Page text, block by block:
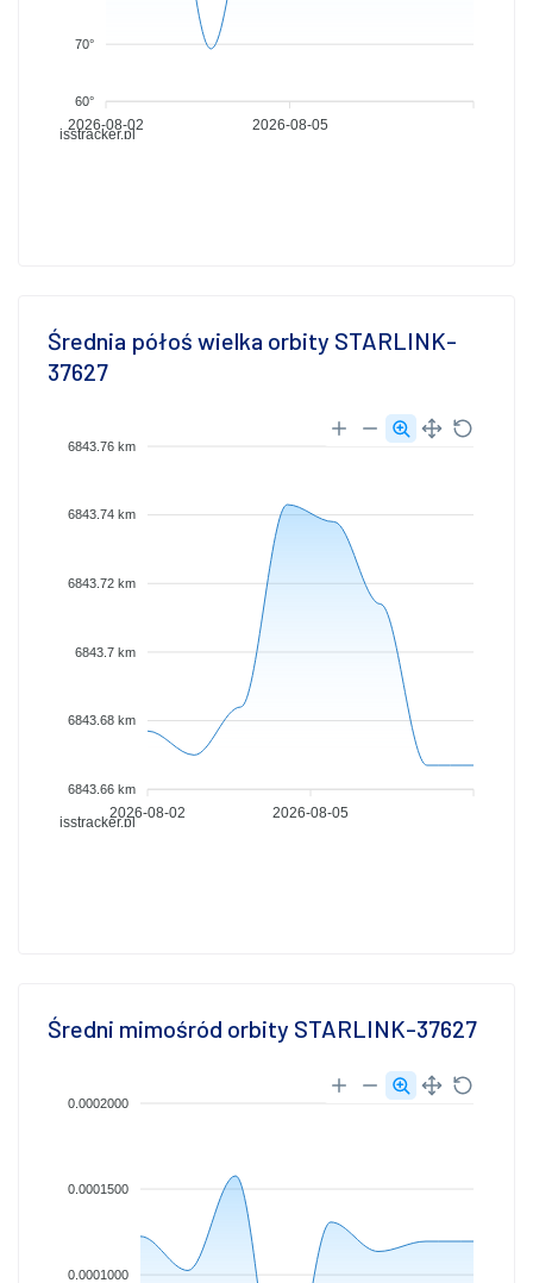
isstracker.pl
70°
60°
2026-08-02 2026-08-05
Średnia półoś wielka orbity STARLINK-
37627
isstracker.pl
6843.76 km
6843.74 km
6843.72 km
6843.7 km
6843.68 km
6843.66 km
2026-08-02 2026-08-05
Średni mimośród orbity STARLINK-37627
0.0002000
0.0001500
0.0001000